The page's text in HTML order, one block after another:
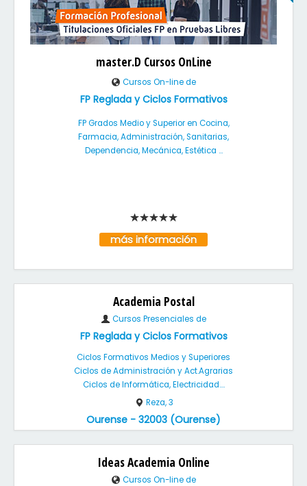
master.D Cursos OnLine
Cursos On-line de
FP Reglada y Ciclos Formativos
FP Grados Medio y Superior en Cocina,
Farmacia, Administración, Sanitarias,
Dependencia, Mecánica, Estética ...
más información
Academia Postal
Cursos Presenciales de
FP Reglada y Ciclos Formativos
Ciclos Formativos Medios y Superiores
Ciclos de Administración y Act.Agrarias
Ciclos de Informática, Electricidad....
Reza, 3
Ourense - 32003 (Ourense)
Ideas Academia Online
Cursos On-line de